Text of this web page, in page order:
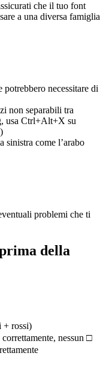
che il tuo font
a una diversa famiglia
necessitare di
non separabili tra
usa Ctrl+Alt+X su
sinistra come l’arabo
problemi che ti
della
+ rossi)
nessun □